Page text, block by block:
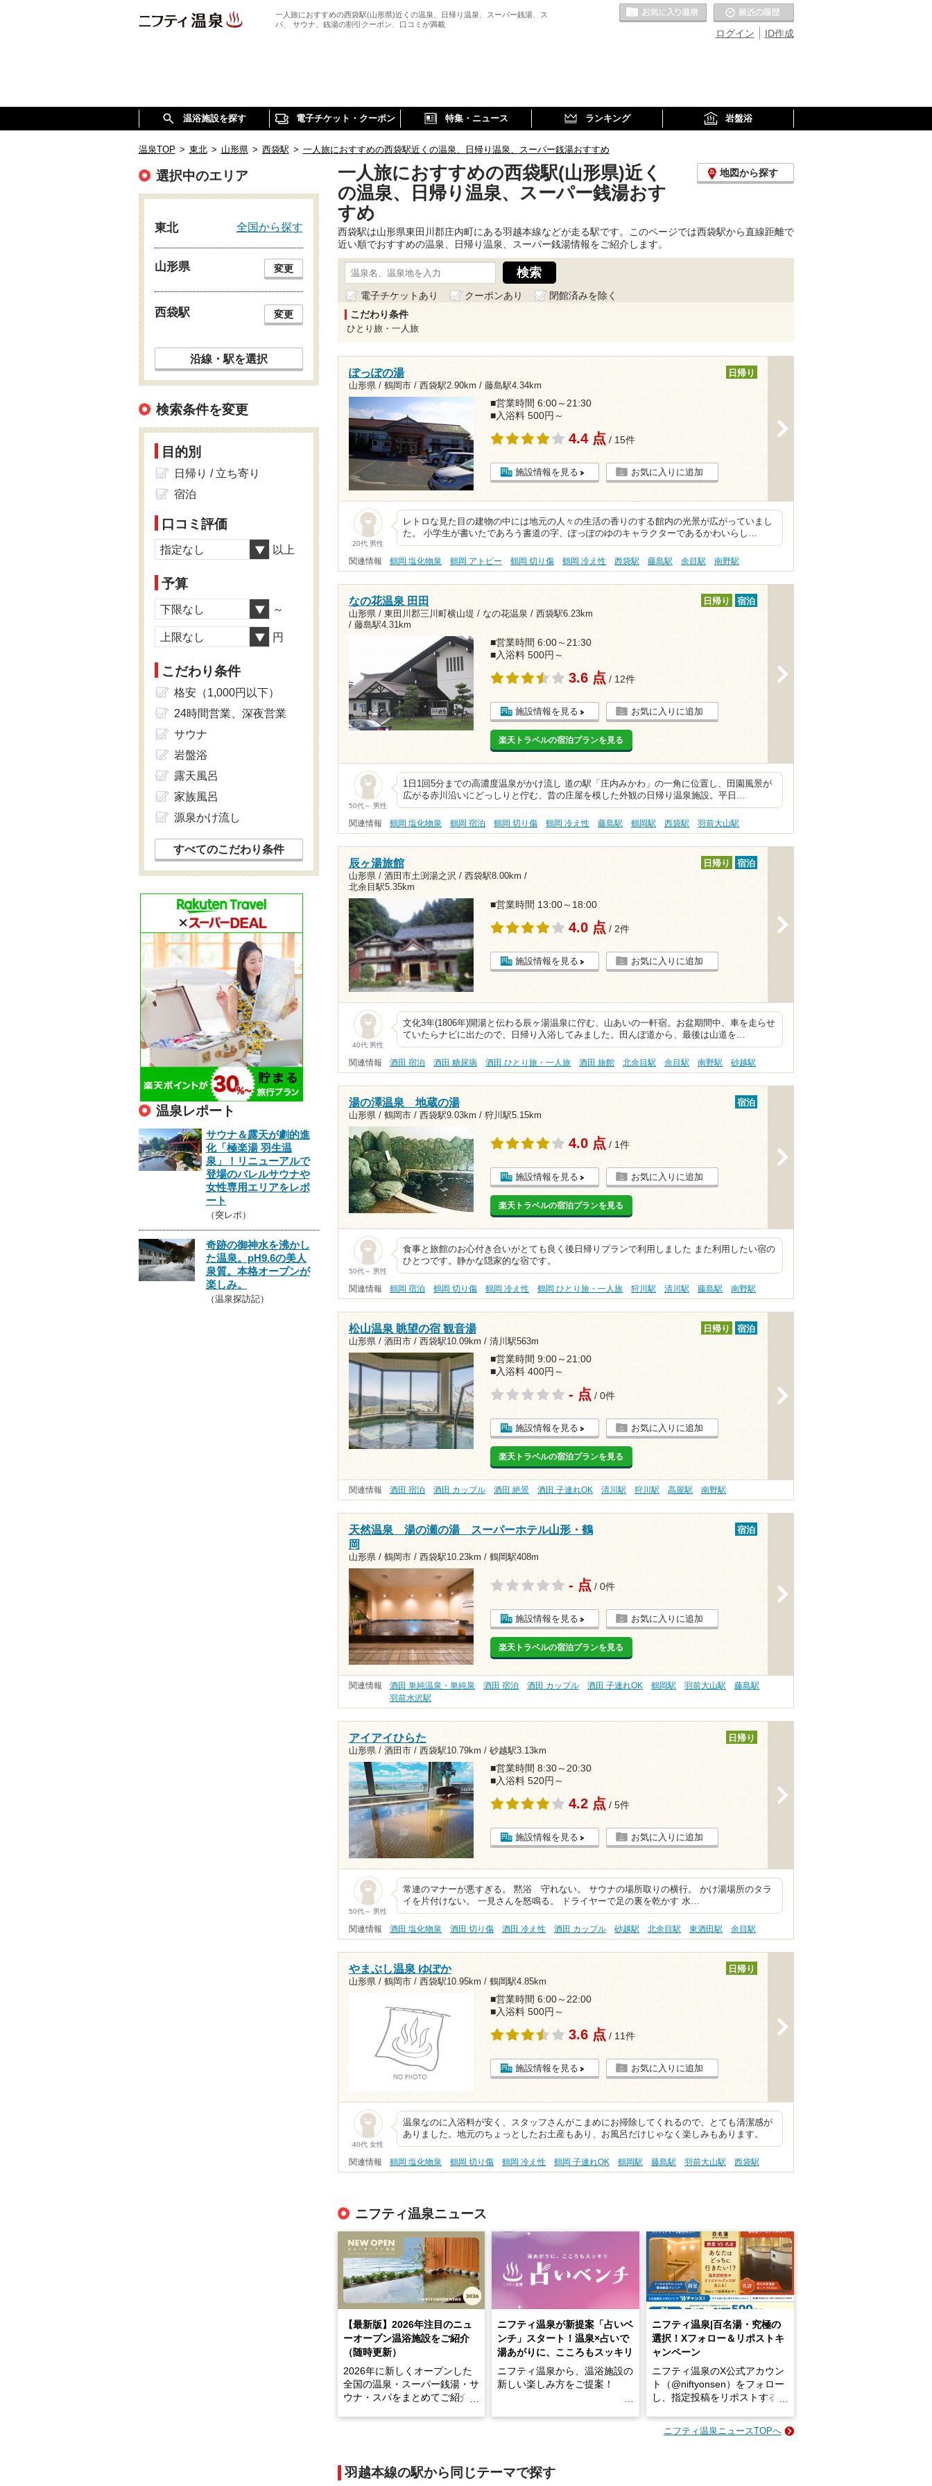
一人旅におすすめの西袋駅(山形県)近くの温泉、日帰り温泉、スーパー銭湯、ス
パ、 サウナ、銭湯の割引クーポン、口コミが満載
ID作成
ログイン
お気に入りの温泉
温浴施設を探す 電子チケット・クーポン 特集・ニュース ランキング 岩盤浴
温泉TOP > 東北 > 山形県 > 西袋駅 > 一人旅におすすめの西袋駅近くの温泉、日帰り温泉、スーパー銭湯おすすめ
一人旅におすすめの西袋駅(山形県)近く
の温泉、日帰り温泉、スーパー銭湯おす
すめ
地図から探す
西袋駅は山形県東田川郡庄内町にある羽越本線などが走る駅です。このページでは西袋駅から直線距離で
近い順でおすすめの温泉、日帰り温泉、スーパー銭湯情報をご紹介します。
電子チケットあり クーポンあり
閉館済みを除く
こだわり条件
ひとり旅・一人旅
ぽっぽの湯
山形県 / 鶴岡市 / 西袋駅2.90km / 藤島駅4.34km
日帰り
■営業時間 6:00～21:30
■入浴料 500円～
4.4 点 / 15件
施設情報を見る お気に入りに追加
20代 男性
レトロな見た目の建物の中には地元の人々の生活の香りのする館内の光景が広がっていまし
た。 小学生が書いたであろう書道の字、ぽっぽのゆのキャラクターであるかわいらし…
関連情報 鶴岡 塩化物泉 鶴岡 アトピー 鶴岡 切り傷 鶴岡 冷え性 西袋駅 藤島駅 余目駅 南野駅
なの花温泉 田田
山形県 / 東田川郡三川町横山堤 / なの花温泉 / 西袋駅6.23km
/ 藤島駅4.31km
日帰り 宿泊
■営業時間 6:00～21:30
■入浴料 500円～
3.6 点 / 12件
施設情報を見る お気に入りに追加
楽天トラベルの宿泊プランを見る
50代～ 男性
1日1回5分までの高濃度温泉がかけ流し 道の駅「庄内みかわ」の一角に位置し、田園風景が
広がる赤川沿いにどっしりと佇む、昔の庄屋を模した外観の日帰り温泉施設。平日…
関連情報 鶴岡 塩化物泉 鶴岡 宿泊 鶴岡 切り傷 鶴岡 冷え性 藤島駅 鶴岡駅 西袋駅 羽前大山駅
辰ヶ湯旅館
山形県 / 酒田市土渕湯之沢 / 西袋駅8.00km /
北余目駅5.35km
日帰り 宿泊
■営業時間 13:00～18:00
4.0 点 / 2件
施設情報を見る お気に入りに追加
40代 男性
文化3年(1806年)開湯と伝わる辰ヶ湯温泉に佇む、山あいの一軒宿。お盆期間中、車を走らせ
ていたらナビに出たので、日帰り入浴してみました。田んぼ道から、最後は山道を…
関連情報 酒田 宿泊 酒田 糖尿病 酒田 ひとり旅・一人旅 酒田 旅館 北余目駅 余目駅 南野駅 砂越駅
湯の澤温泉 地蔵の湯
山形県 / 鶴岡市 / 西袋駅9.03km / 狩川駅5.15km
宿泊
4.0 点 / 1件
施設情報を見る お気に入りに追加
楽天トラベルの宿泊プランを見る
50代～ 男性
食事と旅館のお心付き合いがとても良く後日帰りプランで利用しました また利用したい宿の
ひとつです。静かな隠家的な宿です。
関連情報 鶴岡 宿泊 鶴岡 切り傷 鶴岡 冷え性 鶴岡 ひとり旅・一人旅 狩川駅 清川駅 藤島駅 南野駅
松山温泉 眺望の宿 観音湯
山形県 / 酒田市 / 西袋駅10.09km / 清川駅563m
日帰り 宿泊
■営業時間 9:00～21:00
■入浴料 400円～
- 点 / 0件
施設情報を見る お気に入りに追加
楽天トラベルの宿泊プランを見る
関連情報 酒田 宿泊 酒田 カップル 酒田 絶景 酒田 子連れOK 清川駅 狩川駅 高屋駅 南野駅
天然温泉 湯の瀬の湯 スーパーホテル山形・鶴
岡
山形県 / 鶴岡市 / 西袋駅10.23km / 鶴岡駅408m
宿泊
- 点 / 0件
施設情報を見る お気に入りに追加
楽天トラベルの宿泊プランを見る
関連情報 酒田 単純温泉・単純泉 酒田 宿泊 酒田 カップル 酒田 子連れOK 鶴岡駅 羽前大山駅
藤島駅
羽前水沢駅
アイアイひらた
山形県 / 酒田市 / 西袋駅10.79km / 砂越駅3.13km
日帰り
■営業時間 8:30～20:30
■入浴料 520円～
4.2 点 / 5件
施設情報を見る お気に入りに追加
50代～ 男性
常連のマナーが悪すぎる。 黙浴 守れない。 サウナの場所取りの横行。 かけ湯場所のタラ
イを片付けない。 一見さんを怒鳴る。 ドライヤーで足の裏を乾かす 水…
関連情報 酒田 塩化物泉 酒田 切り傷 酒田 冷え性 酒田 カップル 砂越駅 北余目駅 東酒田駅 余目駅
やまぶし温泉 ゆぽか
山形県 / 鶴岡市 / 西袋駅10.95km / 鶴岡駅4.85km
日帰り
■営業時間 6:00～22:00
■入浴料 500円～
3.6 点 / 11件
施設情報を見る お気に入りに追加
40代 女性
温泉なのに入浴料が安く、スタッフさんがこまめにお掃除してくれるので、とても清潔感が
ありました。地元のちょっとしたお土産もあり、お風呂だけじゃなく楽しみもあります。
関連情報 鶴岡 塩化物泉 鶴岡 切り傷 鶴岡 冷え性 鶴岡 子連れOK 鶴岡駅 藤島駅 羽前大山駅 西袋駅
ニフティ温泉ニュース
【最新版】2026年注目のニュ
ーオープン温浴施設をご紹介
（随時更新）
2026年に新しくオープンした
全国の温泉・スーパー銭湯・サ
ウナ・スパをまとめてご紹介！
まったスポットが続々登場して
います。
ニフティ温泉が新提案「占いベ
ンチ」スタート！温泉×占いで
湯あがりに、こころもスッキリ
ニフティ温泉から、温浴施設の
新しい楽しみ方をご提案！
手相やタロットなど気軽に楽し
ニフティ温泉|百名湯・究極の
選択！Xフォロー＆リポストキ
ャンペーン
ニフティ温泉のX公式アカウン
ト（@niftyonsen）をフォロー
し、指定投稿をリポストする
GIFT500円分をプレゼントい
ニフティ温泉ニュースTOPへ
羽越本線の駅から同じテーマで探す
選択中のエリア
東北 全国から探す
山形県 変更
西袋駅 変更
沿線・駅を選択
検索条件を変更
目的別
日帰り / 立ち寄り
宿泊
口コミ評価
指定なし 以上
予算
下限なし ～
上限なし 円
こだわり条件
格安（1,000円以下）
24時間営業、深夜営業
サウナ
岩盤浴
露天風呂
家族風呂
源泉かけ流し
すべてのこだわり条件
温泉レポート
サウナ＆露天が劇的進
化「極楽湯 羽生温
泉」！リニューアルで
登場のバレルサウナや
女性専用エリアをレポ
ート
（突レポ）
奇跡の御神水を沸かし
た温泉。pH9.6の美人
泉質。本格オープンが
楽しみ。
（温泉探訪記）